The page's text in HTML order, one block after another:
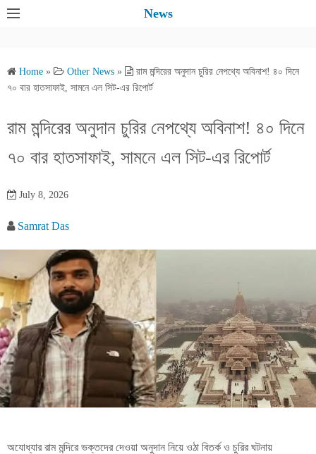
News
Home » Other News »
রাম মন্দিরের অনুদান চুরির নেপথ্যে অবিনাশ! ৪০ দিনে
৭০ বার হাতসাফাই, সামনে এল সিট-এর রিপোর্ট
রাম মন্দিরের অনুদান চুরির নেপথ্যে অবিনাশ! ৪০ দিনে
৭০ বার হাতসাফাই, সামনে এল সিট-এর রিপোর্ট
July 8, 2026
Samrat Das
অযোধ্যার রাম মন্দিরে ভক্তদের দেওয়া অনুদান নিয়ে ওঠা বিতর্ক ও চুরির ঘটনায়